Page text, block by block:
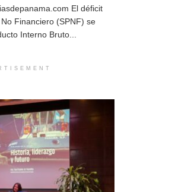
El déficit
Financiero (SPNF) se
Interno Bruto...